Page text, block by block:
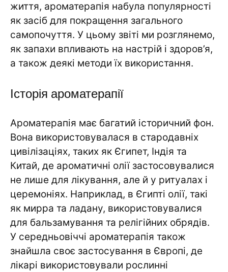
життя, ароматерапія набула популярності
як засіб для покращення загального
самопочуття. У цьому звіті ми розглянемо,
як запахи впливають на настрій і здоров’я,
а також деякі методи їх використання.
Історія ароматерапії
Ароматерапія має багатий історичний фон.
Вона використовувалася в стародавніх
цивілізаціях, таких як Єгипет, Індія та
Китай, де ароматичні олії застосовувалися
не лише для лікування, але й у ритуалах і
церемоніях. Наприклад, в Єгипті олії, такі
як мирра та ладану, використовувалися
для бальзамування та релігійних обрядів.
У середньовіччі ароматерапія також
знайшла своє застосування в Європі, де
лікарі використовували рослинні